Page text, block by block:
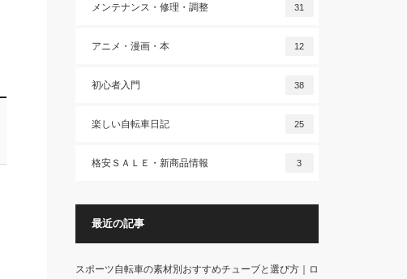
メンテナンス・修理・調整 31
アニメ・漫画・本 12
初心者入門 38
楽しい自転車日記 25
格安ＳＡＬＥ・新商品情報 3
最近の記事
スポーツ自転車の素材別おすすめチューブと選び方｜ロ